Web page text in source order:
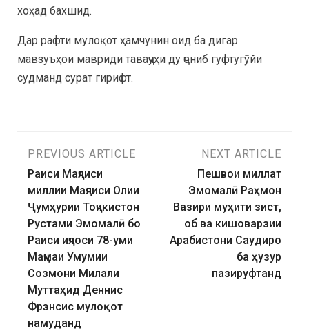
хоҳад бахшид.
Дар рафти мулоқот ҳамчунин оид ба дигар
мавзуъҳои мавриди таваҷҷуҳи ду ҷониб гуфтугӯйи
судманд сурат гирифт.
PREVIOUS ARTICLE
Раиси Маҷлиси
миллии Маҷлиси Олии
Ҷумҳурии Тоҷикистон
Рустами Эмомалӣ бо
Раиси иҷлоси 78-уми
Маҷмаи Умумии
Созмони Милали
Муттаҳид Деннис
Фрэнсис мулоқот
намуданд
NEXT ARTICLE
Пешвои миллат
Эмомалӣ Раҳмон
Вазири муҳити зист,
об ва кишоварзии
Арабистони Саудиро
ба ҳузур
пазируфтанд